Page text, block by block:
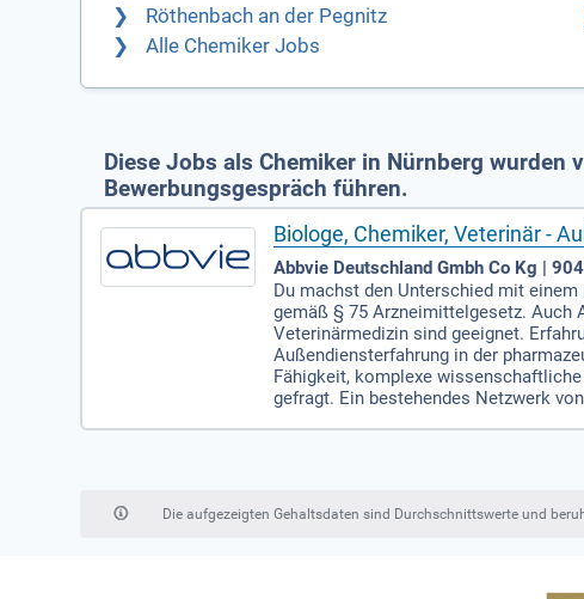
Röthenbach an der Pegnitz
Alle Chemiker Jobs
Diese Jobs als Chemiker in Nürnberg
Bewerbungsgespräch führen.
Biologe, Chemiker, Veterinär -
Abbvie Deutschland Gmbh Co Kg |
Du machst den Unterschied mit
gemäß § 75 Arzneimittelgesetz. Auch
Veterinärmedizin sind geeignet.
Außendiensterfahrung in der
Fähigkeit, komplexe
gefragt. Ein bestehendes Netzwerk
Die aufgezeigten Gehaltsdaten sind Durchschnittswerte und